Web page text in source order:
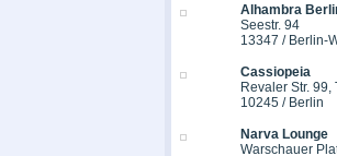
Alhambra
Seestr. 94
13347 / Berlin-
Cassiopeia
Revaler Str. 99,
10245 / Berlin
Narva Lounge
Warschauer